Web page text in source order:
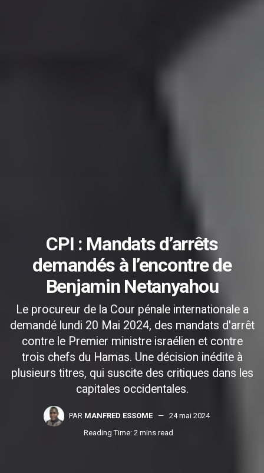
CPI : Mandats d’arrêts
demandés à l’encontre de
Benjamin Netanyahou
Le procureur de la Cour pénale internationale a
demandé lundi 20 Mai 2024, des mandats d'arrêt
contre le Premier ministre israélien et contre
trois chefs du Hamas. Une décision inédite à
plusieurs titres, qui suscite des critiques dans les
capitales occidentales.
PAR MANFRED ESSOME
24 mai 2024
Reading Time: 2 mins read